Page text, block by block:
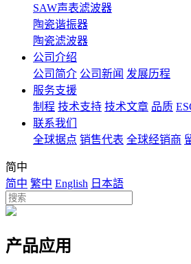
SAW声表滤波器
陶瓷谐振器
陶瓷滤波器
公司介绍
公司简介 公司新闻 发展历程
服务支援
制程 技术支持 技术文章 品质
联系我们
全球据点 销售代表 全球经销商
简中
简中 繁中 English 日本語
产品应用